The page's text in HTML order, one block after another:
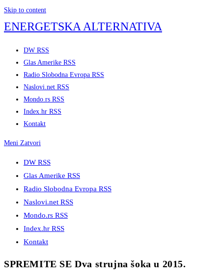
Skip to content
ENERGETSKA ALTERNATIVA
DW RSS
Glas Amerike RSS
Radio Slobodna Evropa RSS
Naslovi.net RSS
Mondo.rs RSS
Index.hr RSS
Kontakt
Meni Zatvori
DW RSS
Glas Amerike RSS
Radio Slobodna Evropa RSS
Naslovi.net RSS
Mondo.rs RSS
Index.hr RSS
Kontakt
SPREMITE SE Dva strujna šoka u 2015.